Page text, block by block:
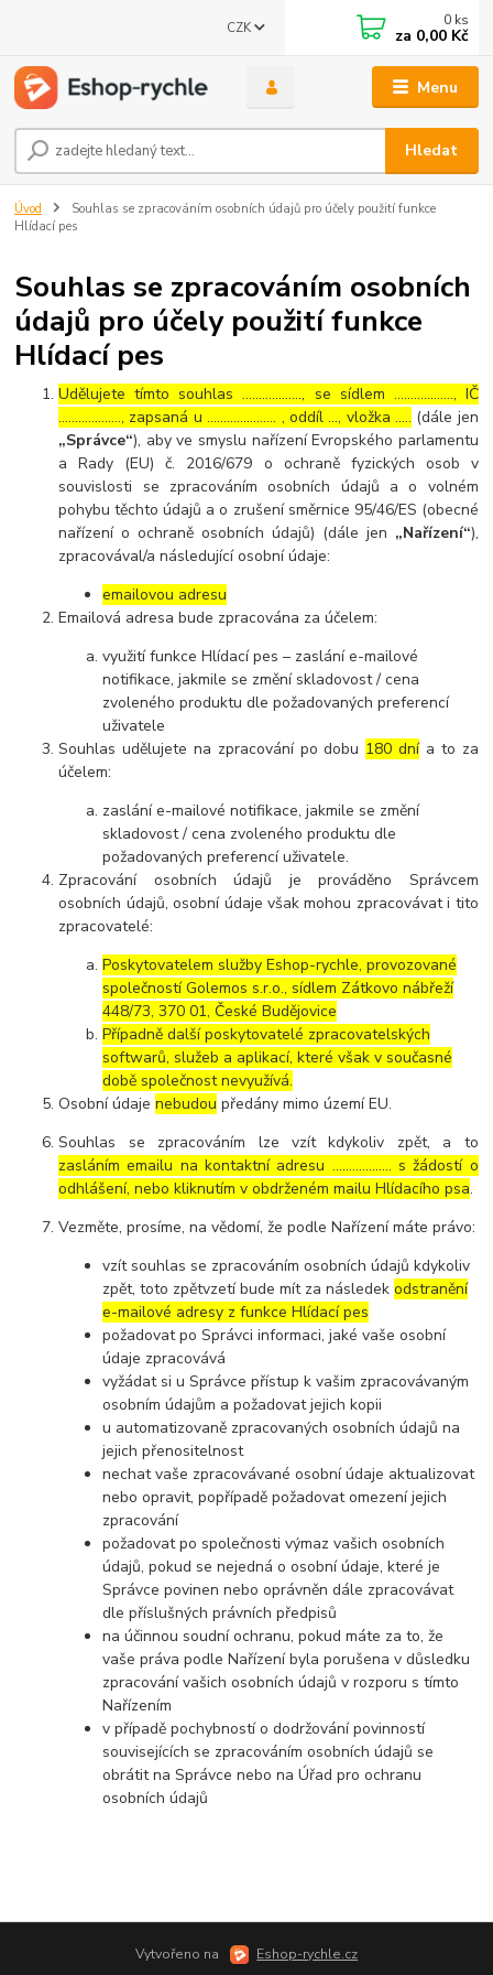
Menu
CZK
Hledat
0 ks
za 0,00 Kč
Úvod
Souhlas se zpracováním osobních údajů pro účely použití funkce
Hlídací pes
Souhlas se zpracováním osobních
údajů pro účely použití funkce
Hlídací pes
Udělujete tímto souhlas ……………..., se sídlem ………………, IČ
………………., zapsaná u ………………… , oddíl …, vložka ….. (dále jen
„Správce“), aby ve smyslu nařízení Evropského parlamentu
a Rady (EU) č. 2016/679 o ochraně fyzických osob v
souvislosti se zpracováním osobních údajů a o volném
pohybu těchto údajů a o zrušení směrnice 95/46/ES (obecné
nařízení o ochraně osobních údajů) (dále jen „Nařízení“),
zpracovával/a následující osobní údaje:
emailovou adresu
Emailová adresa bude zpracována za účelem:
využití funkce Hlídací pes – zaslání e-mailové
notifikace, jakmile se změní skladovost / cena
zvoleného produktu dle požadovaných preferencí
uživatele
Souhlas udělujete na zpracování po dobu 180 dnía to za
účelem:
zaslání e-mailové notifikace, jakmile se změní
skladovost / cena zvoleného produktu dle
požadovaných preferencí uživatele.
Zpracování osobních údajů je prováděno Správcem
osobních údajů, osobní údaje však mohou zpracovávat i tito
zpracovatelé:
Poskytovatelem služby Eshop-rychle, provozované
společností Golemos s.r.o., sídlem Zátkovo nábřeží
448/73, 370 01, České Budějovice
Případně další poskytovatelé zpracovatelských
softwarů, služeb a aplikací, které však v současné
době společnost nevyužívá.
Osobní údajenebudou předány mimo území EU.
Souhlas se zpracováním lze vzít kdykoliv zpět, a to
zasláním emailu na kontaktní adresu ..……………. s žádostí o
odhlášení, nebo kliknutím v obdrženém mailu Hlídacího psa.
Vezměte, prosíme, na vědomí, že podle Nařízení máte právo:
vzít souhlas se zpracováním osobních údajů kdykoliv
zpět, toto zpětvzetí bude mít za následekodstranění
e-mailové adresy z funkce Hlídací pes
požadovat po Správci informaci, jaké vaše osobní
údaje zpracovává
vyžádat si u Správce přístup k vašim zpracovávaným
osobním údajům a požadovat jejich kopii
u automatizovaně zpracovaných osobních údajů na
jejich přenositelnost
nechat vaše zpracovávané osobní údaje aktualizovat
nebo opravit, popřípadě požadovat omezení jejich
zpracování
požadovat po společnosti výmaz vašich osobních
údajů, pokud se nejedná o osobní údaje, které je
Správce povinen nebo oprávněn dále zpracovávat
dle příslušných právních předpisů
na účinnou soudní ochranu, pokud máte za to, že
vaše práva podle Nařízení byla porušena v důsledku
zpracování vašich osobních údajů v rozporu s tímto
Nařízením
v případě pochybností o dodržování povinností
souvisejících se zpracováním osobních údajů se
obrátit na Správce nebo na Úřad pro ochranu
osobních údajů
Vytvořeno na Eshop-rychle.cz